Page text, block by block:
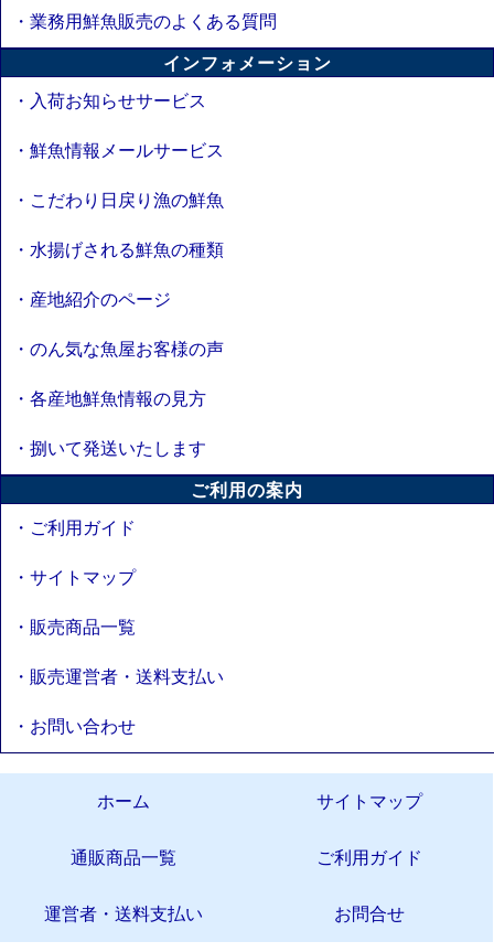
・業務用鮮魚販売のよくある質問
インフォメーション
・入荷お知らせサービス
・鮮魚情報メールサービス
・こだわり日戻り漁の鮮魚
・水揚げされる鮮魚の種類
・産地紹介のページ
・のん気な魚屋お客様の声
・各産地鮮魚情報の見方
・捌いて発送いたします
ご利用の案内
・ご利用ガイド
・サイトマップ
・販売商品一覧
・販売運営者・送料支払い
・お問い合わせ
ホーム サイトマップ
通販商品一覧 ご利用ガイド
運営者・送料支払い お問合せ